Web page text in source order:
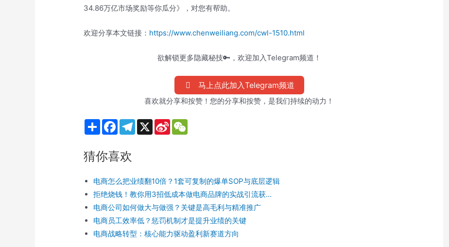
34.86万亿市场奖励等你瓜分》，对您有帮助。
欢迎分享本文链接： https://www.chenweiliang.com/cwl-1510.html
欲解锁更多隐藏秘技🔑，欢迎加入Telegram频道！
马上点此加入Telegram频道
喜欢就分享和按赞！您的分享和按赞，是我们持续的动力！
S
h
e
F
b
o
k
T
m
X
S
b
o
猜你喜欢
电商怎么把业绩翻10倍？1套可复制的爆单SOP与底层逻辑
拒绝烧钱！教你用3招低成本做电商品牌的实战引流获...
电商公司如何做大与做强？关键是高毛利与精准推广
电商员工效率低？惩罚机制才是提升业绩的关键
电商战略转型：核心能力驱动盈利新赛道方向